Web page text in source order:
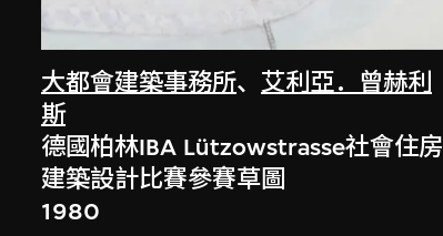
大都會建築事務所、艾利亞．曾赫利
斯
德國柏林IBA Lützowstrasse社會住房
建築設計比賽參賽草圖
1980